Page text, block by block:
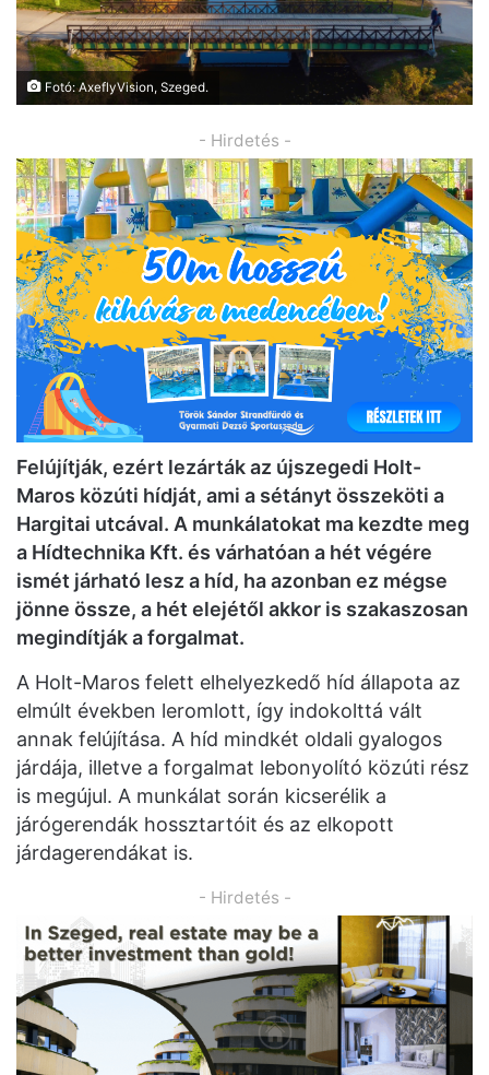
Fotó: AxeflyVision, Szeged.
- Hirdetés -
Felújítják, ezért lezárták az újszegedi Holt-
Maros közúti hídját, ami a sétányt összeköti a
Hargitai utcával. A munkálatokat ma kezdte meg
a Hídtechnika Kft. és várhatóan a hét végére
ismét járható lesz a híd, ha azonban ez mégse
jönne össze, a hét elejétől akkor is szakaszosan
megindítják a forgalmat.
A Holt-Maros felett elhelyezkedő híd állapota az
elmúlt években leromlott, így indokolttá vált
annak felújítása. A híd mindkét oldali gyalogos
járdája, illetve a forgalmat lebonyolító közúti rész
is megújul. A munkálat során kicserélik a
járógerendák hossztartóit és az elkopott
járdagerendákat is.
- Hirdetés -